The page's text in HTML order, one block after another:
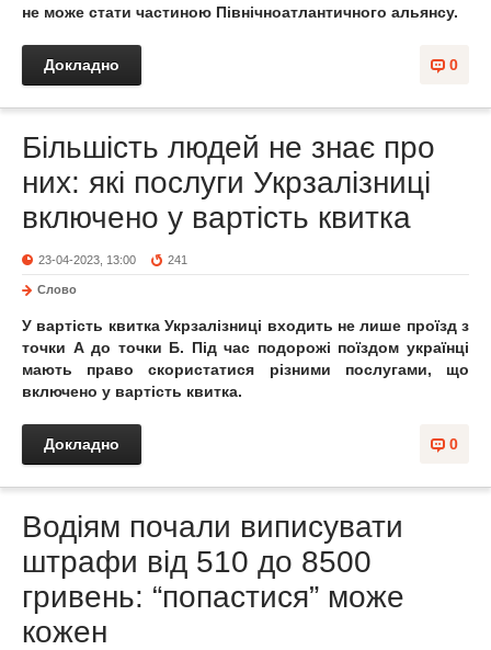
не може стати частиною Північноатлантичного альянсу.
0
Докладно
Більшість людей не знає про
них: які послуги Укрзалізниці
включено у вартість квитка
23-04-2023, 13:00 241
Слово
У вартість квитка Укрзалізниці входить не лише проїзд з
точки А до точки Б. Під час подорожі поїздом українці
мають право скористатися різними послугами, що
включено у вартість квитка.
0
Докладно
Водіям почали виписувати
штрафи від 510 до 8500
гривень: “попастися” може
кожен